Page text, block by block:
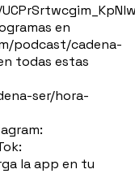
en
podcast/cadena-
todas estas
ser/hora-
la app en tu